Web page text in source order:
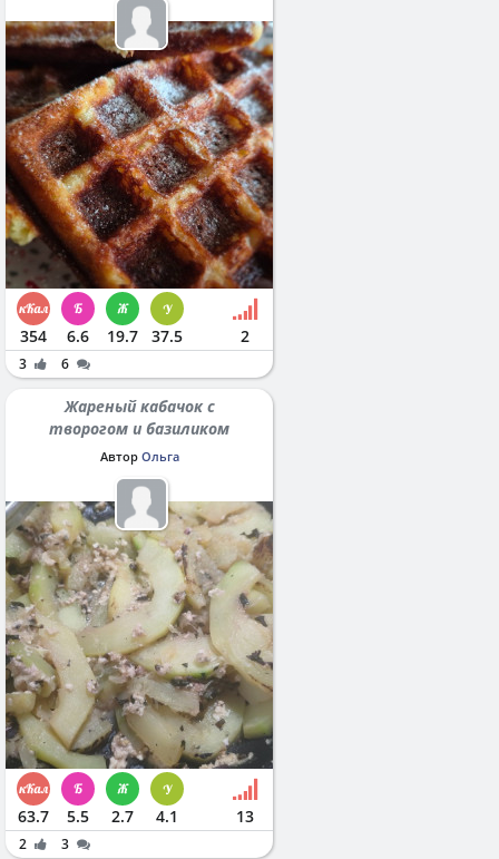
354 6.6 19.7 37.5 2
3 6
Жареный кабачок с
творогом и базиликом
Автор Ольга
63.7 5.5 2.7 4.1 13
2
3